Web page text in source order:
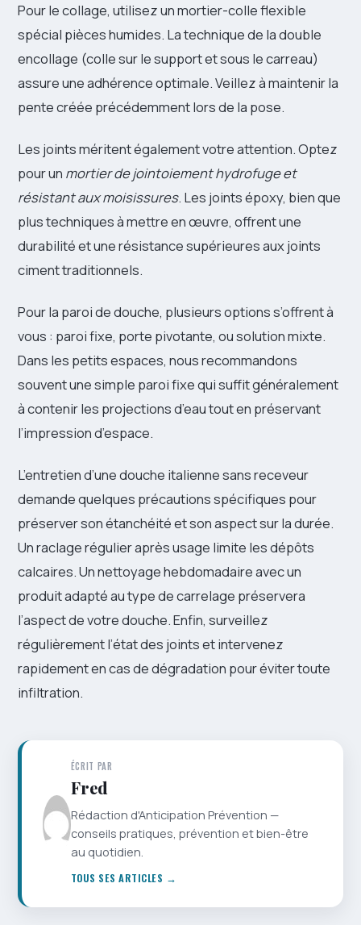
Pour le collage, utilisez un mortier-colle flexible
spécial pièces humides. La technique de la double
encollage (colle sur le support et sous le carreau)
assure une adhérence optimale. Veillez à maintenir la
pente créée précédemment lors de la pose.
Les joints méritent également votre attention. Optez
pour un mortier de jointoiement hydrofuge et
résistant aux moisissures. Les joints époxy, bien que
plus techniques à mettre en œuvre, offrent une
durabilité et une résistance supérieures aux joints
ciment traditionnels.
Pour la paroi de douche, plusieurs options s’offrent à
vous : paroi fixe, porte pivotante, ou solution mixte.
Dans les petits espaces, nous recommandons
souvent une simple paroi fixe qui suffit généralement
à contenir les projections d’eau tout en préservant
l’impression d’espace.
L’entretien d’une douche italienne sans receveur
demande quelques précautions spécifiques pour
préserver son étanchéité et son aspect sur la durée.
Un raclage régulier après usage limite les dépôts
calcaires. Un nettoyage hebdomadaire avec un
produit adapté au type de carrelage préservera
l’aspect de votre douche. Enfin, surveillez
régulièrement l’état des joints et intervenez
rapidement en cas de dégradation pour éviter toute
infiltration.
ÉCRIT PAR
Fred
Rédaction d'Anticipation Prévention —
conseils pratiques, prévention et bien-être
au quotidien.
TOUS SES ARTICLES →